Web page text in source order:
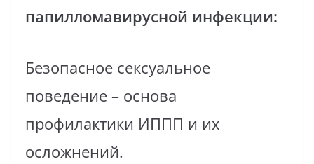
папилломавирусной инфекции:
Безопасное сексуальное
поведение – основа
профилактики ИППП и их
осложнений.